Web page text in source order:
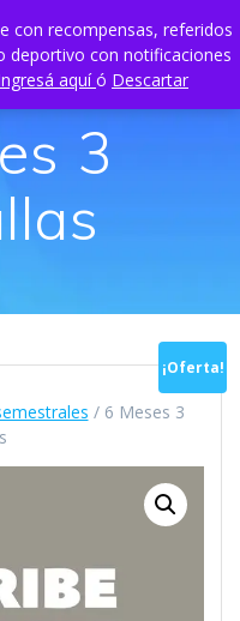
con recompensas, referidos
deportivo con notificaciones
aquíó Descartar
3
/ 6 Meses 3
¡Oferta!